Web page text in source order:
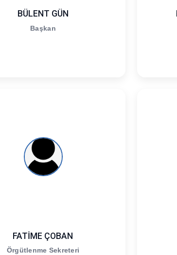
BÜLENT GÜN
Başkan
FATİME ÇOBAN
Örgütlenme Sekreteri